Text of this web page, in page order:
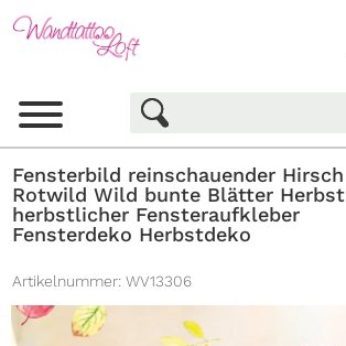
Fensterbild reinschauender Hirsch
Rotwild Wild bunte Blätter Herbst
herbstlicher Fensteraufkleber
Fensterdeko Herbstdeko
Artikelnummer: WV13306